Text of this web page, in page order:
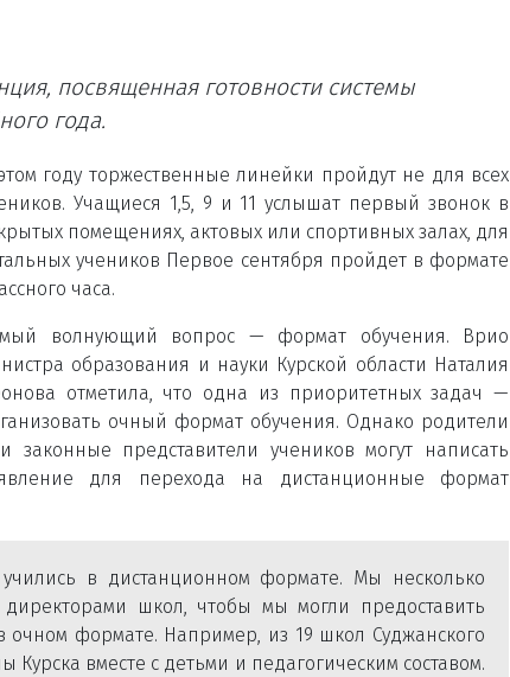
посвященная готовности системы
года.
году торжественные линейки пройдут не для всех
Учащиеся 1,5, 9 и 11 услышат первый звонок в
помещениях, актовых или спортивных залах, для
учеников Первое сентября пройдет в формате
часа.
волнующий вопрос — формат обучения. Врио
образования и науки Курской области Наталия
отметила, что одна из приоритетных задач —
очный формат обучения. Однако родители
законные представители учеников могут написать
для перехода на дистанционные формат
в дистанционном формате. Мы несколько
школ, чтобы мы могли предоставить
формате. Например, из 19 школ Суджанского
вместе с детьми и педагогическим составом.